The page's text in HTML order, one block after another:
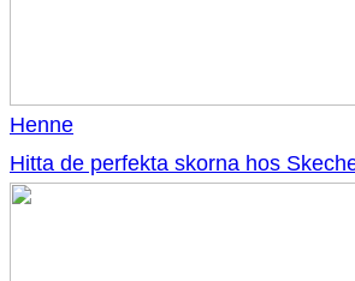
Henne
Hitta de perfekta skorna hos